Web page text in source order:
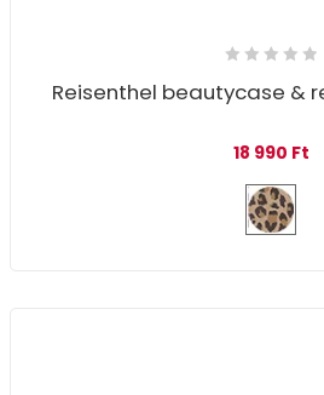
Reisenthel beautycase &
18 990 Ft